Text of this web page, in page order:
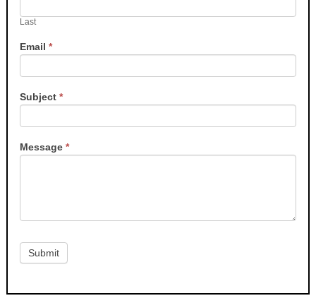
Last
Email*
Subject*
Message*
Submit